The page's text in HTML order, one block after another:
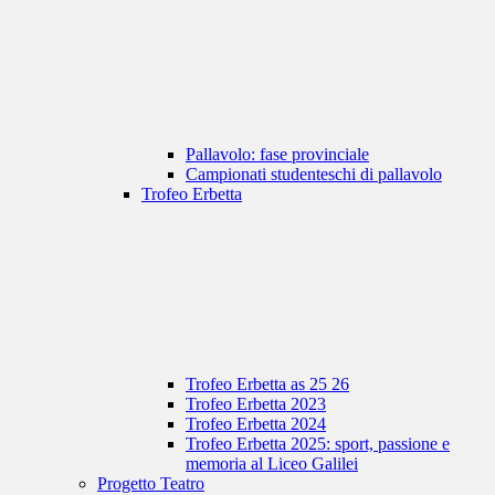
Pallavolo: fase provinciale
Campionati studenteschi di pallavolo
Trofeo Erbetta
Trofeo Erbetta as 25 26
Trofeo Erbetta 2023
Trofeo Erbetta 2024
Trofeo Erbetta 2025: sport, passione e
memoria al Liceo Galilei
Progetto Teatro